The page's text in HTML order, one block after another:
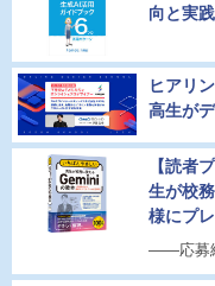
向と実
ヒアリ
高生が
【読者
生が校
様にプ
――応募